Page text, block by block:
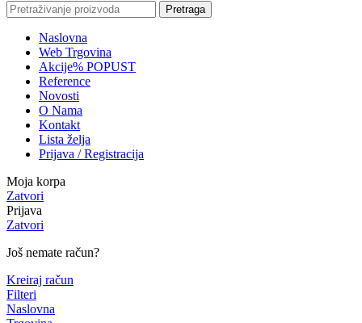
Pretraga
Naslovna
Web Trgovina
Akcije% POPUST
Reference
Novosti
O Nama
Kontakt
Lista želja
Prijava / Registracija
Moja korpa
Zatvori
Prijava
Zatvori
Još nemate račun?
Kreiraj račun
Filteri
Naslovna